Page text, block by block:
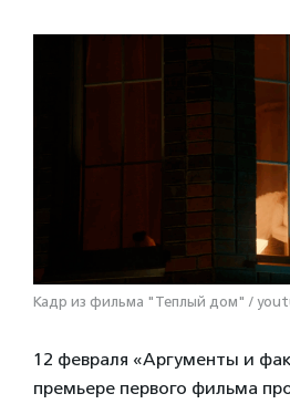
Кадр из фильма "Теплый дом" /
12 февраля «Аргументы и
премьере первого фильма